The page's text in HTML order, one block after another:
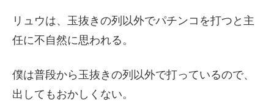
リュウは、玉抜きの列以外でパチンコを打つと主
任に不自然に思われる。
僕は普段から玉抜きの列以外で打っているので、
出してもおかしくない。